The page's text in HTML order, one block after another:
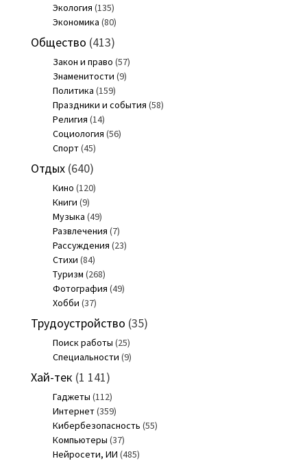
Экология (135)
Экономика (80)
Общество (413)
Закон и право (57)
Знаменитости (9)
Политика (159)
Праздники и события (58)
Религия (14)
Социология (56)
Спорт(45)
Отдых(640)
Кино (120)
Книги (9)
Музыка (49)
Развлечения (7)
Рассуждения (23)
Стихи (84)
Туризм (268)
Фотография (49)
Хобби (37)
Трудоустройство (35)
Поиск работы (25)
Специальности (9)
Хай-тек (1 141)
Гаджеты (112)
Интернет(359)
Кибербезопасность (55)
Компьютеры (37)
Нейросети, ИИ (485)